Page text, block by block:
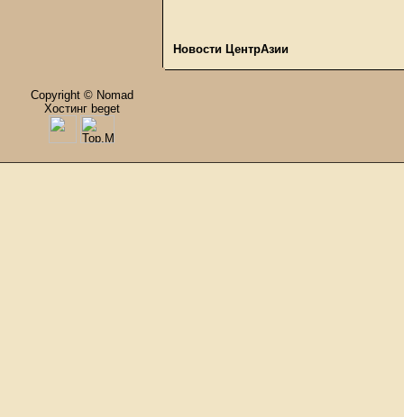
Новости ЦентрАзии
Copyright © Nomad
Хостинг beget